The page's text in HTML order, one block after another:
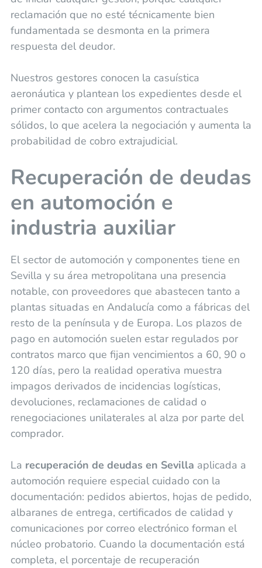
reclamación que no esté técnicamente bien
fundamentada se desmonta en la primera
respuesta del deudor.
Nuestros gestores conocen la casuística
aeronáutica y plantean los expedientes desde el
primer contacto con argumentos contractuales
sólidos, lo que acelera la negociación y aumenta la
probabilidad de cobro extrajudicial.
Recuperación de deudas
en automoción e
industria auxiliar
El sector de automoción y componentes tiene en
Sevilla y su área metropolitana una presencia
notable, con proveedores que abastecen tanto a
plantas situadas en Andalucía como a fábricas del
resto de la península y de Europa. Los plazos de
pago en automoción suelen estar regulados por
contratos marco que fijan vencimientos a 60, 90 o
120 días, pero la realidad operativa muestra
impagos derivados de incidencias logísticas,
devoluciones, reclamaciones de calidad o
renegociaciones unilaterales al alza por parte del
comprador.
La recuperación de deudas en Sevilla aplicada a
automoción requiere especial cuidado con la
documentación: pedidos abiertos, hojas de pedido,
albaranes de entrega, certificados de calidad y
comunicaciones por correo electrónico forman el
núcleo probatorio. Cuando la documentación está
completa, el porcentaje de recuperación